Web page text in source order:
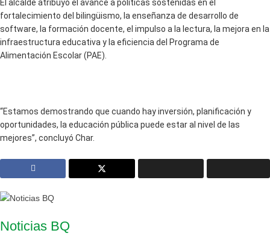
El alcalde atribuyó el avance a políticas sostenidas en el
fortalecimiento del bilingüismo, la enseñanza de desarrollo de
software, la formación docente, el impulso a la lectura, la mejora en la
infraestructura educativa y la eficiencia del Programa de
Alimentación Escolar (PAE).
“Estamos demostrando que cuando hay inversión, planificación y
oportunidades, la educación pública puede estar al nivel de las
mejores”, concluyó Char.
Noticias BQ